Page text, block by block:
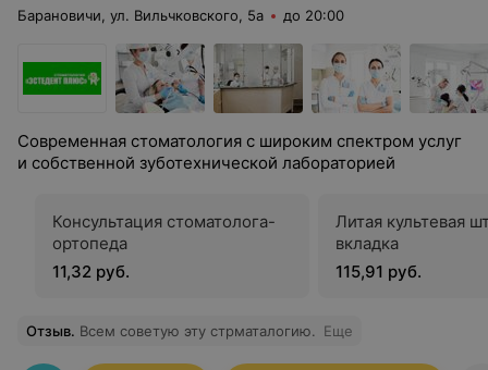
Барановичи, ул. Вильчковского, 5а до 20:00
Современная стоматология с широким спектром услуг
и собственной зуботехнической лабораторией
Консультация стоматолога-
ортопеда
11,32 руб.
Литая культевая
вкладка
115,91 руб.
Отзыв. Всем советую эту стрматалогию. Еще